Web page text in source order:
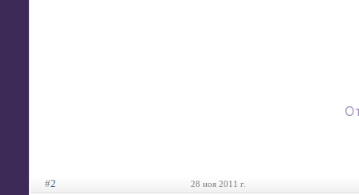
#2 28 ноя 2011 г.